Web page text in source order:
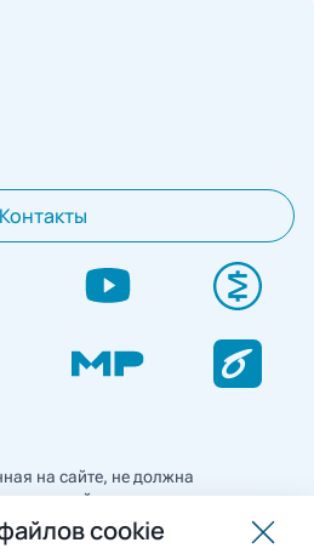
Контакты
на сайте, не должна
диагностики и лечения
очной консультации врача. Перед
cookie